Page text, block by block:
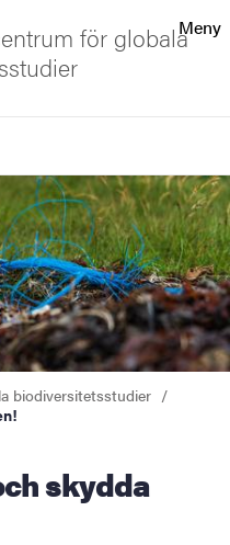
Meny
för globala
biodiversitetsstudier